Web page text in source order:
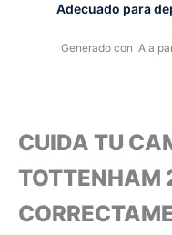
Adecuado para
Generado con IA a
CUIDA TU
TOTTENHAM